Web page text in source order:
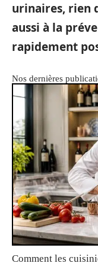
urinaires, rien
aussi à la
rapidement
Nos dernières
Comment les